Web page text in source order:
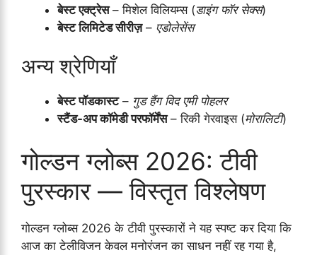
बेस्ट एक्ट्रेस– मिशेल विलियम्स (डाइंग फॉर सेक्स)
बेस्ट लिमिटेड सीरीज़– एडोलेसेंस
अन्य श्रेणियाँ
बेस्ट पॉडकास्ट– गुड हैंग विद एमी पोहलर
स्टैंड-अप कॉमेडी परफॉर्मेंस– रिकी गेरवाइस (मोरालिटी)
गोल्डन ग्लोब्स 2026: टीवी
पुरस्कार — विस्तृत विश्लेषण
गोल्डन ग्लोब्स 2026 के टीवी पुरस्कारों ने यह स्पष्ट कर दिया कि
आज का टेलीविजन केवल मनोरंजन का साधन नहीं रह गया है,